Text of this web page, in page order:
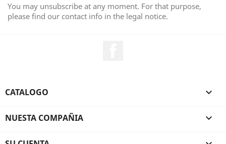
You may unsubscribe at any moment. For that purpose,
please find our contact info in the legal notice.
CATALOGO 
NUESTA COMPAÑIA 